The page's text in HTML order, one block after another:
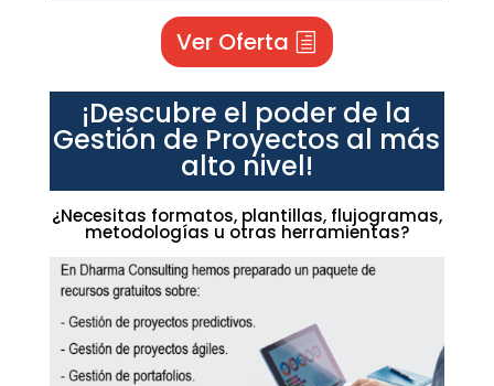
Ver Oferta
¡Descubre el poder de la
Gestión de Proyectos al más
alto nivel!
¿Necesitas formatos, plantillas, flujogramas,
metodologías u otras herramientas?